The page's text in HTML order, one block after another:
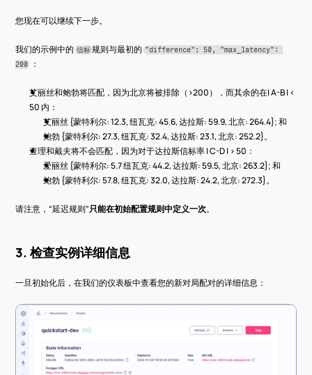
您现在可以继续下一步。
我们的示例中的 信标 规则与最初的 "difference": 50, "max_latency":
200
：
艾丽丝和鲍勃将匹配，因为北京将被排除（>200），而其余的在| A-B | <
50 内：
艾丽丝 {蒙特利尔: 12.3, 纽瓦克: 45.6, 达拉斯: 59.9, 北京: 264.4}; 和
鲍勃 {蒙特利尔: 27.3, 纽瓦克: 32.4, 达拉斯: 23.1, 北京: 252.2}。
查理和戴夫将不会匹配，因为对于达拉斯信标率 | C-D | > 50：
爱丽丝 {蒙特利尔: 5.7 纽瓦克: 44.2, 达拉斯: 59.5, 北京: 263.2}; 和
鲍勃 {蒙特利尔: 57.8, 纽瓦克: 32.0, 达拉斯: 24.2, 北京: 272.3}。
请注意，“延迟规则”只能在初始配置规则中定义一次。
3. 检查实例详细信息
一旦初始化后，在我们的仪表板中查看您的新对局配对的详细信息：